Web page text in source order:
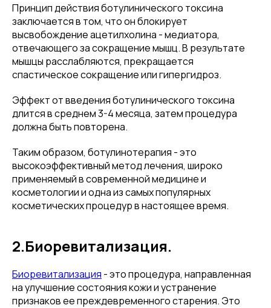
Принцип действия ботулинического токсина
заключается в том, что он блокирует
высвобождение ацетилхолина - медиатора,
отвечающего за сокращение мышц. В результате
мышцы расслабляются, прекращается
спастическое сокращение или гипергидроз.
Эффект от введения ботулинического токсина
длится в среднем 3-4 месяца, затем процедура
должна быть повторена.
Таким образом, ботулинотерапия - это
высокоэффективный метод лечения, широко
применяемый в современной медицине и
косметологии и одна из самых популярных
косметических процедур в настоящее время.
2.Биоревитализация.
Биоревитализация - это процедура, направленная
на улучшение состояния кожи и устранение
признаков ее преждевременного старения. Это